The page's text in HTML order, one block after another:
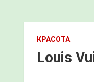
КРАСОТА
Louis